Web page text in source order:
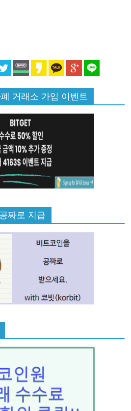
거래소 가입 이벤트
짜로 지급